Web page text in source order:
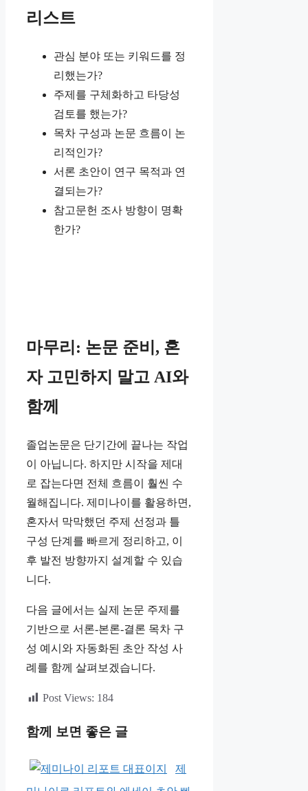
리스트
관심 분야 또는 키워드를 정
리했는가?
주제를 구체화하고 타당성
검토를 했는가?
목차 구성과 논문 흐름이 논
리적인가?
서론 초안이 연구 목적과 연
결되는가?
참고문헌 조사 방향이 명확
한가?
마무리: 논문 준비, 혼
자 고민하지 말고 AI와
함께
졸업논문은 단기간에 끝나는 작업
이 아닙니다. 하지만 시작을 제대
로 잡는다면 전체 흐름이 훨씬 수
월해집니다. 제미나이를 활용하면,
혼자서 막막했던 주제 선정과 틀
구성 단계를 빠르게 정리하고, 이
후 발전 방향까지 설계할 수 있습
니다.
다음 글에서는 실제 논문 주제를
기반으로 서론-본론-결론 목차 구
성 예시와 자동화된 초안 작성 사
례를 함께 살펴보겠습니다.
Post Views: 184
함께 보면 좋은 글
제